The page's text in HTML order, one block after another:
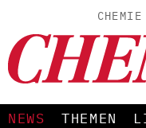
CHEMIE
NEWS THEMEN